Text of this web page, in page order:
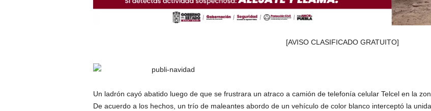
[AVISO CLASIFICADO GRATUITO]
Un ladrón cayó abatido luego de que se frustrara un atraco a camión de telefonía celular Telcel en la
De acuerdo a los hechos, un trío de maleantes abordo de un vehículo de color blanco interceptó la